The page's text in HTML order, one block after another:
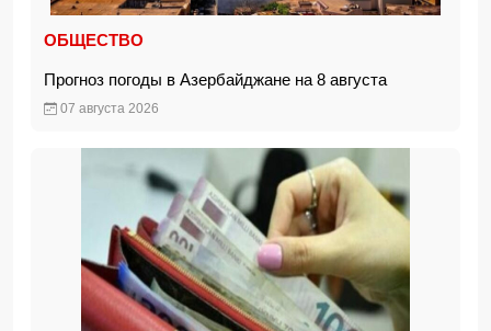
ОБЩЕСТВО
Прогноз погоды в Азербайджане на 8 августа
07 августа 2026